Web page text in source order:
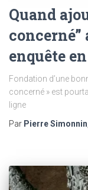
Quand
enquête
Fondation d’une
concerné » est
ligne
Par Pierre Simonnin